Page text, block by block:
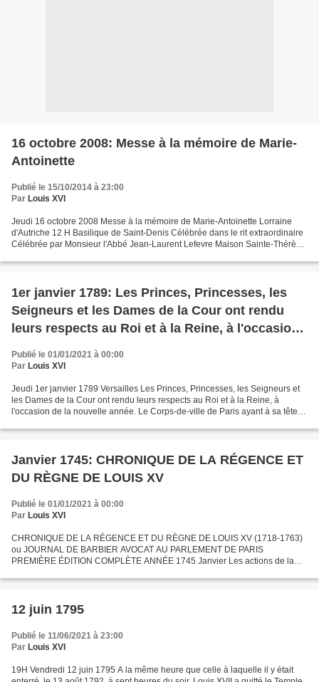
16 octobre 2008: Messe à la mémoire de Marie-
Antoinette
Publié le 15/10/2014 à 23:00
Par Louis XVI
Jeudi 16 octobre 2008 Messe à la mémoire de Marie-Antoinette Lorraine
d'Autriche 12 H Basilique de Saint-Denis Célébrée dans le rit extraordinaire
Célébrée par Monsieur l'Abbé Jean-Laurent Lefevre Maison Sainte-Thérèse
1er janvier 1789: Les Princes, Princesses, les
Seigneurs et les Dames de la Cour ont rendu
leurs respects au Roi et à la Reine, à l'occasion
de la nouvelle année
Publié le 01/01/2021 à 00:00
Par Louis XVI
Jeudi 1er janvier 1789 Versailles Les Princes, Princesses, les Seigneurs et
les Dames de la Cour ont rendu leurs respects au Roi et à la Reine, à
l'occasion de la nouvelle année. Le Corps-de-ville de Paris ayant à sa tête le
Janvier 1745: CHRONIQUE DE LA RÉGENCE ET
DU RÈGNE DE LOUIS XV
Publié le 01/01/2021 à 00:00
Par Louis XVI
CHRONIQUE DE LA RÉGENCE ET DU RÈGNE DE LOUIS XV (1718-1763)
ou JOURNAL DE BARBIER AVOCAT AU PARLEMENT DE PARIS
PREMIÈRE ÉDITION COMPLÈTE ANNÉE 1745 Janvier Les actions de la
pris...
12 juin 1795
Publié le 11/06/2021 à 23:00
Par Louis XVI
19H Vendredi 12 juin 1795 A la même heure que celle à laquelle il y était